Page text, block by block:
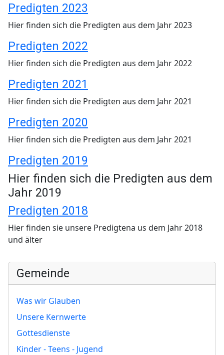
Predigten 2023
Hier finden sich die Predigten aus dem Jahr 2023
Predigten 2022
Hier finden sich die Predigten aus dem Jahr 2022
Predigten 2021
Hier finden sich die Predigten aus dem Jahr 2021
Predigten 2020
Hier finden sich die Predigten aus dem Jahr 2021
Predigten 2019
Hier finden sich die Predigten aus dem
Jahr 2019
Predigten 2018
Hier finden sie unsere Predigtena us dem Jahr 2018
und älter
Gemeinde
Was wir Glauben
Unsere Kernwerte
Gottesdienste
Kinder - Teens - Jugend